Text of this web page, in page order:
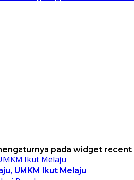
pada widget
UMKM Ikut Melaju